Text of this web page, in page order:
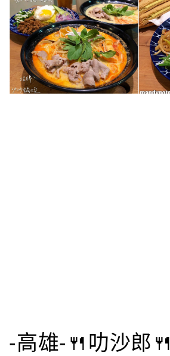
-高雄-🍴叻沙郎🍴